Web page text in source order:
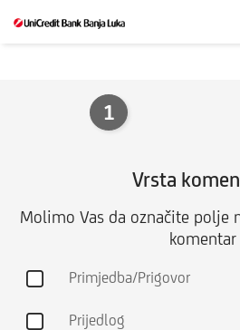
nam
1
Vrsta
Molimo Vas da označite polje
komentar
Primjedba/Prigovor
Prijedlog